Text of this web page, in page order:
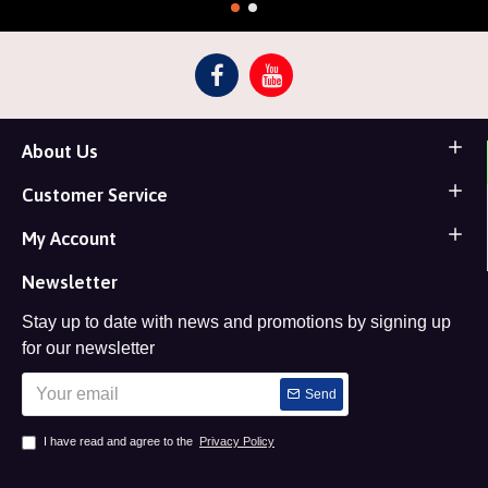
About Us
Customer Service
My Account
Newsletter
Stay up to date with news and promotions by signing up
for our newsletter
Send
I have read and agree to the Privacy Policy